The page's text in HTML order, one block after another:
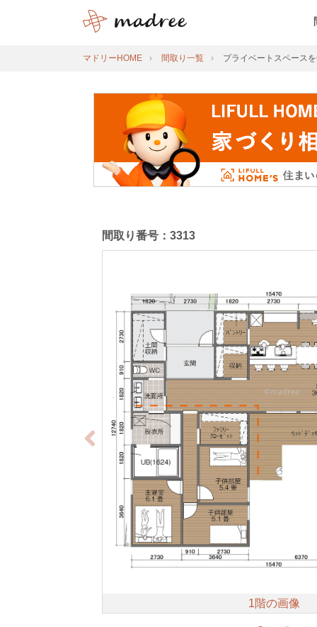
マドリーHOME 間取り一覧 プライベートスペース
間取り番号：3313
1階の画像